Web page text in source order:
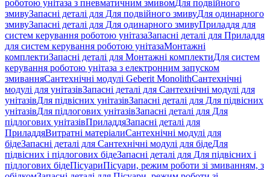
роботою унітаза з пневматичним змивомДля подвійного
змивуЗапасні деталі для Для подвійного змивуДля одинарного
змивуЗапасні деталі для Для одинарного змивуПриладдя для
систем керування роботою унітазаЗапасні деталі для Приладдя
для систем керування роботою унітазаМонтажні
комплектиЗапасні деталі для Монтажні комплектиДля систем
керування роботою унітаза з електронним запуском
змиванняСантехнічні модулі Geberit MonolithСантехнічні
модулі для унітазівЗапасні деталі для Сантехнічні модулі для
унітазівДля підвісних унітазівЗапасні деталі для Для підвісних
унітазівДля підлогових унітазівЗапасні деталі для Для
підлогових унітазівПриладдяЗапасні деталі для
ПриладдяВитратні матеріалиСантехнічні модулі для
бідеЗапасні деталі для Сантехнічні модулі для бідеДля
підвісних і підлогових бідеЗапасні деталі для Для підвісних і
підлогових бідеПісуариПісуари, режим роботи зі змиванням, з